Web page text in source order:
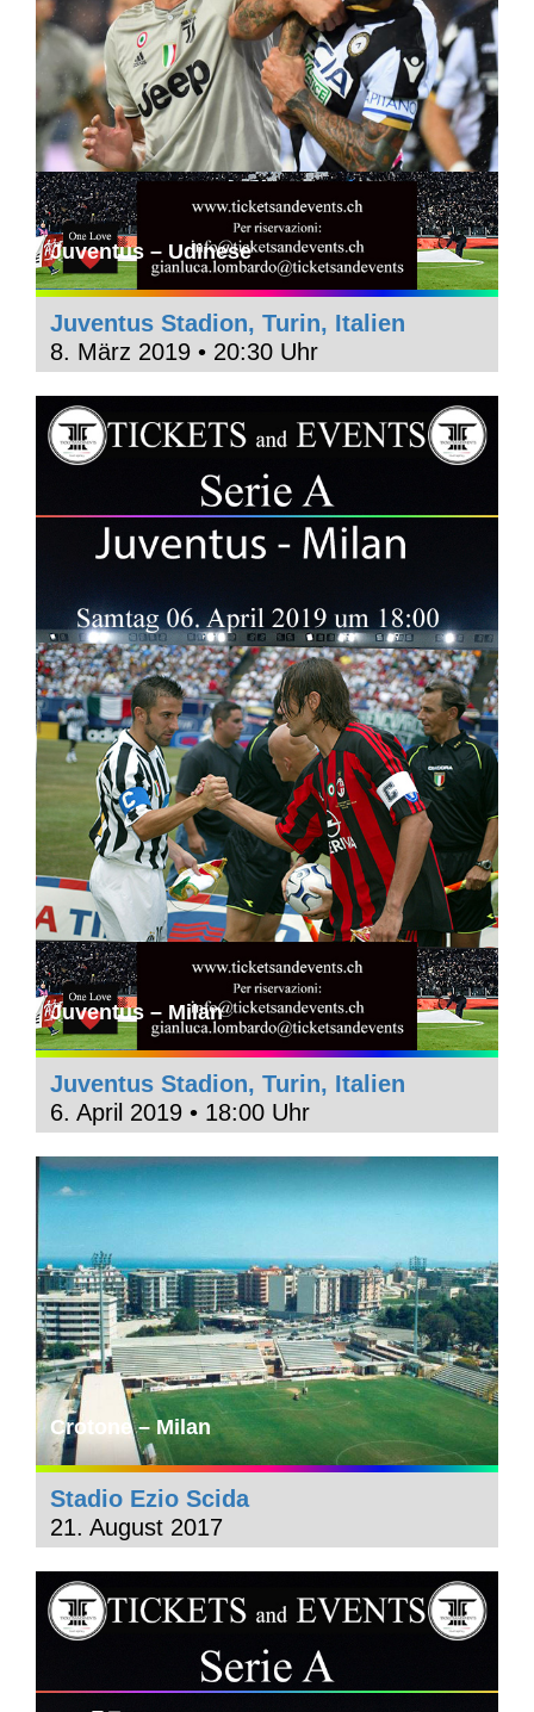
Juventus – Udinese
Juventus Stadion, Turin, Italien
8. März 2019 • 20:30 Uhr
Juventus – Milan
Juventus Stadion, Turin, Italien
6. April 2019 • 18:00 Uhr
Crotone – Milan
Stadio Ezio Scida
21. August 2017